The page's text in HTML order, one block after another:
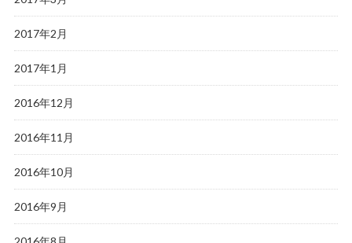
2017年2月
2017年1月
2016年12月
2016年11月
2016年10月
2016年9月